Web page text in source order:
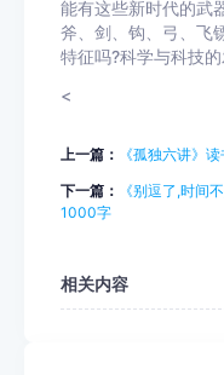
能有这些新时代的武
斧、剑、钩、弓、飞
特征吗?科学与科技
<
上一篇：
《孤独六讲》
下一篇：
《别逗了,时间
1000字
相关内容